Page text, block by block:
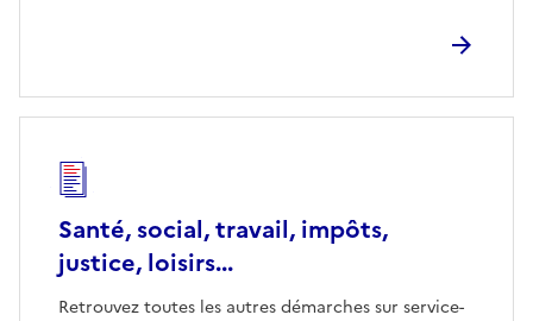
Santé, social, travail, impôts,
justice, loisirs...
Retrouvez toutes les autres démarches sur service-